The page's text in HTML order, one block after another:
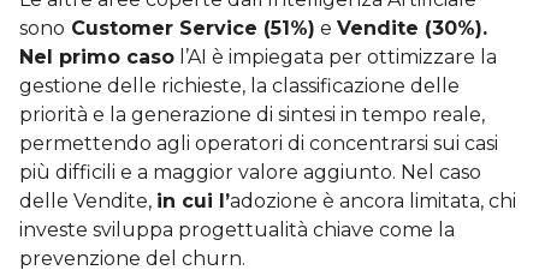
sono Customer Service (51%) e Vendite (30%).
Nel primo caso l’AI è impiegata per ottimizzare la
gestione delle richieste, la classificazione delle
priorità e la generazione di sintesi in tempo reale,
permettendo agli operatori di concentrarsi sui casi
più difficili e a maggior valore aggiunto. Nel caso
delle Vendite, in cui l’adozione è ancora limitata, chi
investe sviluppa progettualità chiave come la
prevenzione del churn.